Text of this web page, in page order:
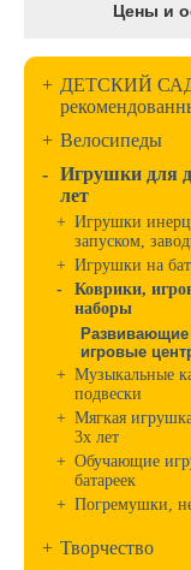
Цены и
+ ДЕТСКИЙ
+ Велосипеды
- Игрушки для
лет
+ Игрушки
запуском,
+ Игрушки на
-
Коврики,
наборы
игровые
+ Музыкальные
подвески
+ Мягкая
3х лет
+ Обучающие
батареек
+ Погремушки,
+ Творчество